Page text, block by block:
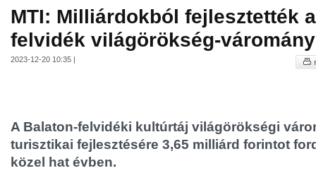
MTI: Milliárdokból fejlesztették
felvidék világörökség-
2023-12-20 10:35 |
A Balaton-felvidéki kultúrtáj világörökségi
turisztikai fejlesztésére 3,65 milliárd forintot
közel hat évben.